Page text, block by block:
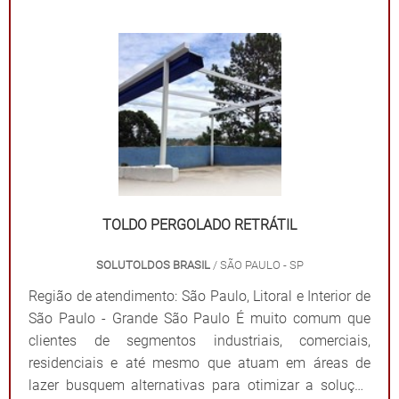
características: Menor peso; Fácil instalação;
Características translúcidas; Alta resistência contra
impactos; Alta resistência contra intempéries; Ótimo
custo-benefício. A MELHOR COBERTURA DE
GARAGEM EM POLICARBONATOA Solutoldos conta
com profissionais altamente treinados e com mais de
quinze anos de experiência, a fim de garantir sempre o
fabricação, a empresa realiza instalação e assistência
qualidade. Solicite um orçamento e saiba mais! .
TOLDO PERGOLADO RETRÁTIL
SOLUTOLDOS BRASIL/ SÃO PAULO - SP
Região de atendimento: São Paulo, Litoral e Interior de
São Paulo - Grande São Paulo É muito comum que
clientes de segmentos industriais, comerciais,
residenciais e até mesmo que atuam em áreas de
lazer busquem alternativas para otimizar a solução